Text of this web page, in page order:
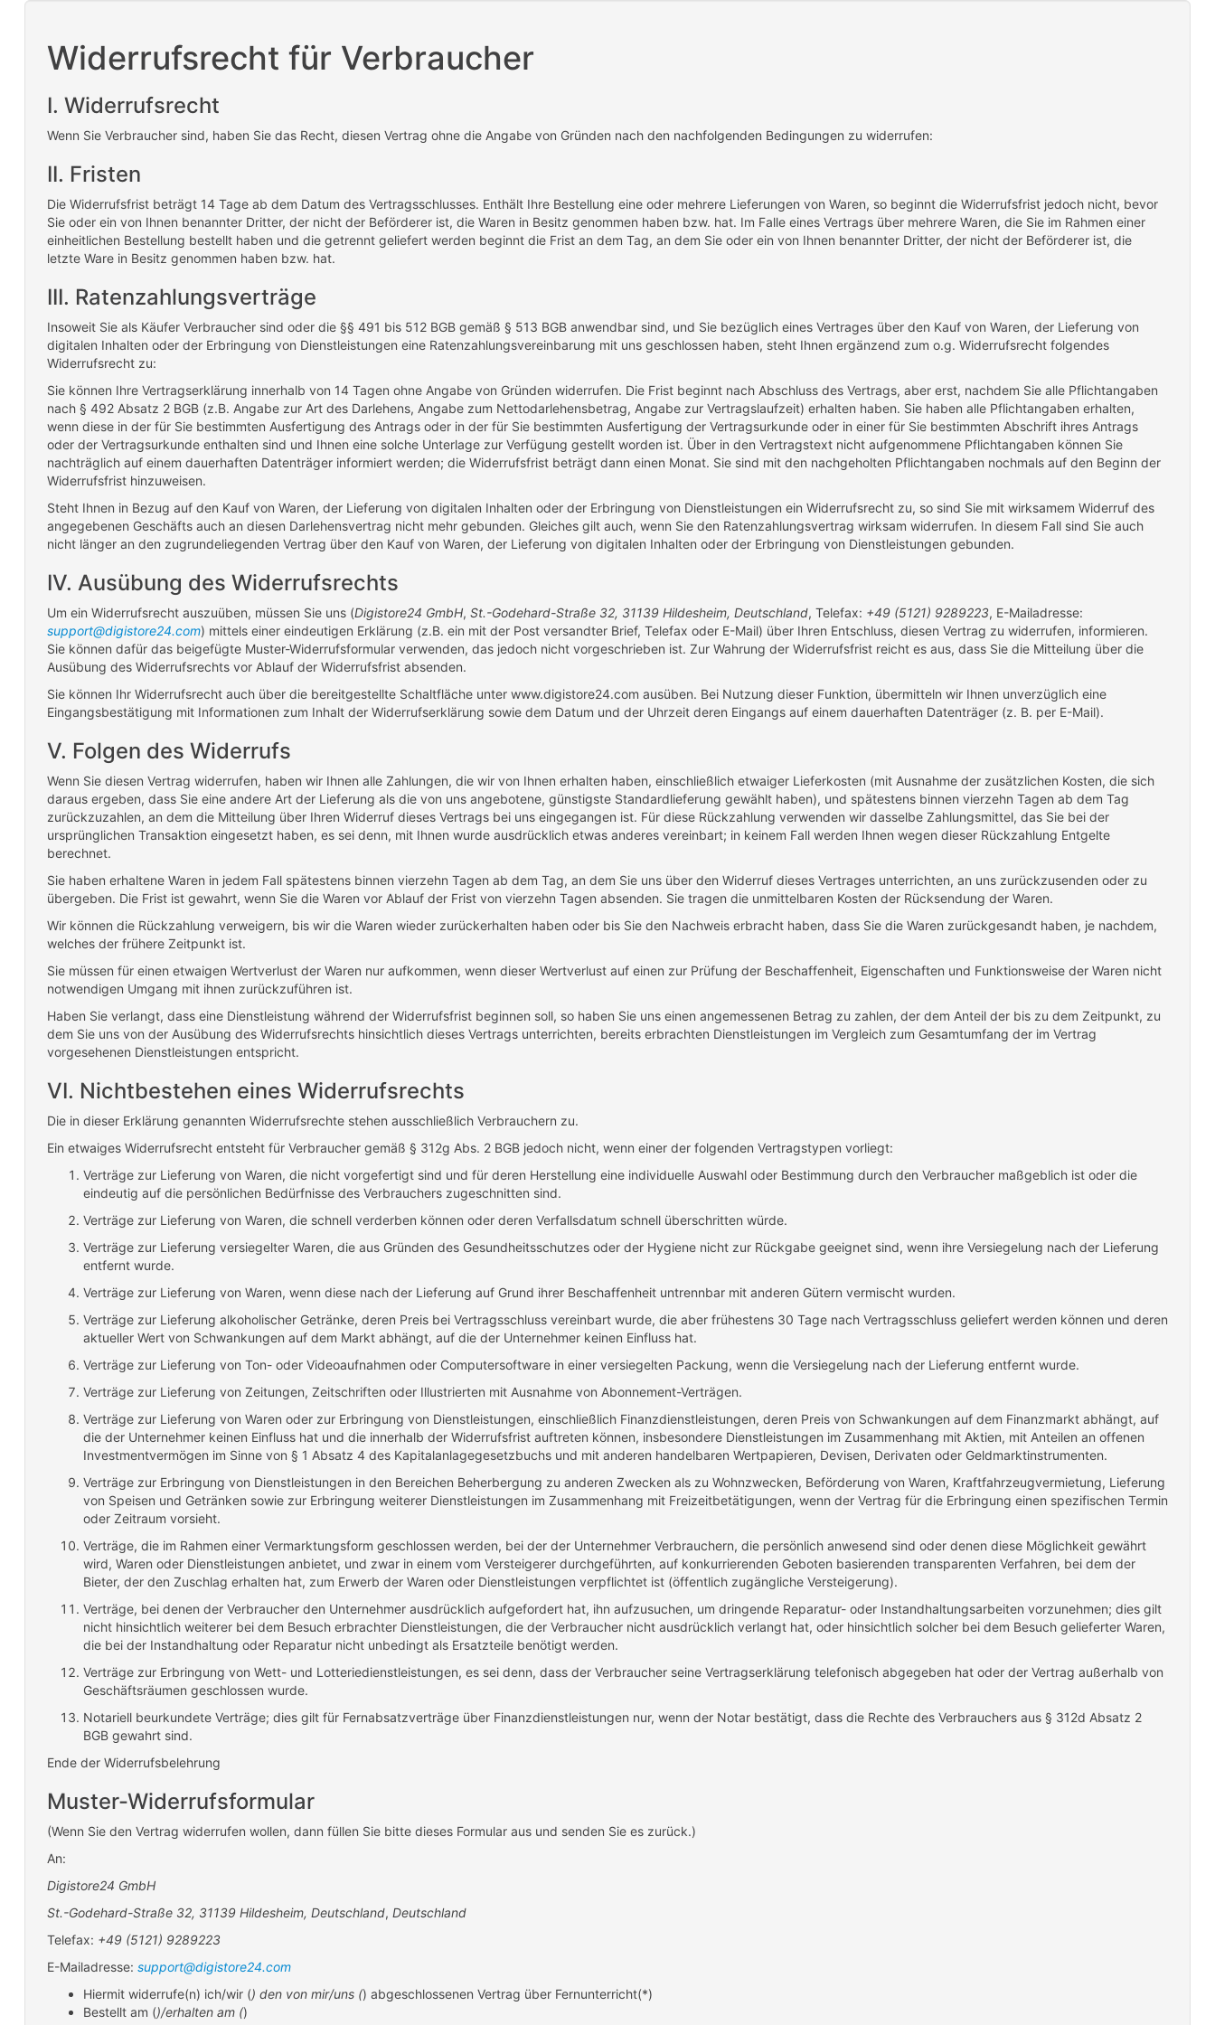
Widerrufsrecht für Verbraucher
I. Widerrufsrecht
Wenn Sie Verbraucher sind, haben Sie das Recht, diesen Vertrag ohne die Angabe von Gründen nach den nachfolgenden Bedingungen zu widerrufen:
II. Fristen
Die Widerrufsfrist beträgt 14 Tage ab dem Datum des Vertragsschlusses. Enthält Ihre Bestellung eine oder mehrere Lieferungen von Waren, so beginnt die Widerrufsfrist jedoch nicht, bevor
Sie oder ein von Ihnen benannter Dritter, der nicht der Beförderer ist, die Waren in Besitz genommen haben bzw. hat. Im Falle eines Vertrags über mehrere Waren, die Sie im Rahmen einer
einheitlichen Bestellung bestellt haben und die getrennt geliefert werden beginnt die Frist an dem Tag, an dem Sie oder ein von Ihnen benannter Dritter, der nicht der Beförderer ist, die
letzte Ware in Besitz genommen haben bzw. hat.
III. Ratenzahlungsverträge
Insoweit Sie als Käufer Verbraucher sind oder die §§ 491 bis 512 BGB gemäß § 513 BGB anwendbar sind, und Sie bezüglich eines Vertrages über den Kauf von Waren, der Lieferung von
digitalen Inhalten oder der Erbringung von Dienstleistungen eine Ratenzahlungsvereinbarung mit uns geschlossen haben, steht Ihnen ergänzend zum o.g. Widerrufsrecht folgendes
Widerrufsrecht zu:
Sie können Ihre Vertragserklärung innerhalb von 14 Tagen ohne Angabe von Gründen widerrufen. Die Frist beginnt nach Abschluss des Vertrags, aber erst, nachdem Sie alle Pflichtangaben
nach § 492 Absatz 2 BGB (z.B. Angabe zur Art des Darlehens, Angabe zum Nettodarlehensbetrag, Angabe zur Vertragslaufzeit) erhalten haben. Sie haben alle Pflichtangaben erhalten,
wenn diese in der für Sie bestimmten Ausfertigung des Antrags oder in der für Sie bestimmten Ausfertigung der Vertragsurkunde oder in einer für Sie bestimmten Abschrift ihres Antrags
oder der Vertragsurkunde enthalten sind und Ihnen eine solche Unterlage zur Verfügung gestellt worden ist. Über in den Vertragstext nicht aufgenommene Pflichtangaben können Sie
nachträglich auf einem dauerhaften Datenträger informiert werden; die Widerrufsfrist beträgt dann einen Monat. Sie sind mit den nachgeholten Pflichtangaben nochmals auf den Beginn der
Widerrufsfrist hinzuweisen.
Steht Ihnen in Bezug auf den Kauf von Waren, der Lieferung von digitalen Inhalten oder der Erbringung von Dienstleistungen ein Widerrufsrecht zu, so sind Sie mit wirksamem Widerruf des
angegebenen Geschäfts auch an diesen Darlehensvertrag nicht mehr gebunden. Gleiches gilt auch, wenn Sie den Ratenzahlungsvertrag wirksam widerrufen. In diesem Fall sind Sie auch
nicht länger an den zugrundeliegenden Vertrag über den Kauf von Waren, der Lieferung von digitalen Inhalten oder der Erbringung von Dienstleistungen gebunden.
IV. Ausübung des Widerrufsrechts
Um ein Widerrufsrecht auszuüben, müssen Sie uns (Digistore24 GmbH, St.-Godehard-Straße 32, 31139 Hildesheim, Deutschland, Telefax: +49 (5121) 9289223, E-Mailadresse:
support@digistore24.com) mittels einer eindeutigen Erklärung (z.B. ein mit der Post versandter Brief, Telefax oder E-Mail) über Ihren Entschluss, diesen Vertrag zu widerrufen, informieren.
Sie können dafür das beigefügte Muster-Widerrufsformular verwenden, das jedoch nicht vorgeschrieben ist. Zur Wahrung der Widerrufsfrist reicht es aus, dass Sie die Mitteilung über die
Ausübung des Widerrufsrechts vor Ablauf der Widerrufsfrist absenden.
Sie können Ihr Widerrufsrecht auch über die bereitgestellte Schaltfläche unter www.digistore24.com ausüben. Bei Nutzung dieser Funktion, übermitteln wir Ihnen unverzüglich eine
Eingangsbestätigung mit Informationen zum Inhalt der Widerrufserklärung sowie dem Datum und der Uhrzeit deren Eingangs auf einem dauerhaften Datenträger (z. B. per E-Mail).
V. Folgen des Widerrufs
Wenn Sie diesen Vertrag widerrufen, haben wir Ihnen alle Zahlungen, die wir von Ihnen erhalten haben, einschließlich etwaiger Lieferkosten (mit Ausnahme der zusätzlichen Kosten, die sich
daraus ergeben, dass Sie eine andere Art der Lieferung als die von uns angebotene, günstigste Standardlieferung gewählt haben), und spätestens binnen vierzehn Tagen ab dem Tag
zurückzuzahlen, an dem die Mitteilung über Ihren Widerruf dieses Vertrags bei uns eingegangen ist. Für diese Rückzahlung verwenden wir dasselbe Zahlungsmittel, das Sie bei der
ursprünglichen Transaktion eingesetzt haben, es sei denn, mit Ihnen wurde ausdrücklich etwas anderes vereinbart; in keinem Fall werden Ihnen wegen dieser Rückzahlung Entgelte
berechnet.
Sie haben erhaltene Waren in jedem Fall spätestens binnen vierzehn Tagen ab dem Tag, an dem Sie uns über den Widerruf dieses Vertrages unterrichten, an uns zurückzusenden oder zu
übergeben. Die Frist ist gewahrt, wenn Sie die Waren vor Ablauf der Frist von vierzehn Tagen absenden. Sie tragen die unmittelbaren Kosten der Rücksendung der Waren.
Wir können die Rückzahlung verweigern, bis wir die Waren wieder zurückerhalten haben oder bis Sie den Nachweis erbracht haben, dass Sie die Waren zurückgesandt haben, je nachdem,
welches der frühere Zeitpunkt ist.
Sie müssen für einen etwaigen Wertverlust der Waren nur aufkommen, wenn dieser Wertverlust auf einen zur Prüfung der Beschaffenheit, Eigenschaften und Funktionsweise der Waren nicht
notwendigen Umgang mit ihnen zurückzuführen ist.
Haben Sie verlangt, dass eine Dienstleistung während der Widerrufsfrist beginnen soll, so haben Sie uns einen angemessenen Betrag zu zahlen, der dem Anteil der bis zu dem Zeitpunkt, zu
dem Sie uns von der Ausübung des Widerrufsrechts hinsichtlich dieses Vertrags unterrichten, bereits erbrachten Dienstleistungen im Vergleich zum Gesamtumfang der im Vertrag
vorgesehenen Dienstleistungen entspricht.
VI. Nichtbestehen eines Widerrufsrechts
Die in dieser Erklärung genannten Widerrufsrechte stehen ausschließlich Verbrauchern zu.
Ein etwaiges Widerrufsrecht entsteht für Verbraucher gemäß § 312g Abs. 2 BGB jedoch nicht, wenn einer der folgenden Vertragstypen vorliegt:
Verträge zur Lieferung von Waren, die nicht vorgefertigt sind und für deren Herstellung eine individuelle Auswahl oder Bestimmung durch den Verbraucher maßgeblich ist oder die
eindeutig auf die persönlichen Bedürfnisse des Verbrauchers zugeschnitten sind.
Verträge zur Lieferung von Waren, die schnell verderben können oder deren Verfallsdatum schnell überschritten würde.
Verträge zur Lieferung versiegelter Waren, die aus Gründen des Gesundheitsschutzes oder der Hygiene nicht zur Rückgabe geeignet sind, wenn ihre Versiegelung nach der Lieferung
entfernt wurde.
Verträge zur Lieferung von Waren, wenn diese nach der Lieferung auf Grund ihrer Beschaffenheit untrennbar mit anderen Gütern vermischt wurden.
Verträge zur Lieferung alkoholischer Getränke, deren Preis bei Vertragsschluss vereinbart wurde, die aber frühestens 30 Tage nach Vertragsschluss geliefert werden können und deren
aktueller Wert von Schwankungen auf dem Markt abhängt, auf die der Unternehmer keinen Einfluss hat.
Verträge zur Lieferung von Ton- oder Videoaufnahmen oder Computersoftware in einer versiegelten Packung, wenn die Versiegelung nach der Lieferung entfernt wurde.
Verträge zur Lieferung von Zeitungen, Zeitschriften oder Illustrierten mit Ausnahme von Abonnement-Verträgen.
Verträge zur Lieferung von Waren oder zur Erbringung von Dienstleistungen, einschließlich Finanzdienstleistungen, deren Preis von Schwankungen auf dem Finanzmarkt abhängt, auf
die der Unternehmer keinen Einfluss hat und die innerhalb der Widerrufsfrist auftreten können, insbesondere Dienstleistungen im Zusammenhang mit Aktien, mit Anteilen an offenen
Investmentvermögen im Sinne von § 1 Absatz 4 des Kapitalanlagegesetzbuchs und mit anderen handelbaren Wertpapieren, Devisen, Derivaten oder Geldmarktinstrumenten.
Verträge zur Erbringung von Dienstleistungen in den Bereichen Beherbergung zu anderen Zwecken als zu Wohnzwecken, Beförderung von Waren, Kraftfahrzeugvermietung, Lieferung
von Speisen und Getränken sowie zur Erbringung weiterer Dienstleistungen im Zusammenhang mit Freizeitbetätigungen, wenn der Vertrag für die Erbringung einen spezifischen Termin
oder Zeitraum vorsieht.
Verträge, die im Rahmen einer Vermarktungsform geschlossen werden, bei der der Unternehmer Verbrauchern, die persönlich anwesend sind oder denen diese Möglichkeit gewährt
wird, Waren oder Dienstleistungen anbietet, und zwar in einem vom Versteigerer durchgeführten, auf konkurrierenden Geboten basierenden transparenten Verfahren, bei dem der
Bieter, der den Zuschlag erhalten hat, zum Erwerb der Waren oder Dienstleistungen verpflichtet ist (öffentlich zugängliche Versteigerung).
Verträge, bei denen der Verbraucher den Unternehmer ausdrücklich aufgefordert hat, ihn aufzusuchen, um dringende Reparatur- oder Instandhaltungsarbeiten vorzunehmen; dies gilt
nicht hinsichtlich weiterer bei dem Besuch erbrachter Dienstleistungen, die der Verbraucher nicht ausdrücklich verlangt hat, oder hinsichtlich solcher bei dem Besuch gelieferter Waren,
die bei der Instandhaltung oder Reparatur nicht unbedingt als Ersatzteile benötigt werden.
Verträge zur Erbringung von Wett- und Lotteriedienstleistungen, es sei denn, dass der Verbraucher seine Vertragserklärung telefonisch abgegeben hat oder der Vertrag außerhalb von
Geschäftsräumen geschlossen wurde.
Notariell beurkundete Verträge; dies gilt für Fernabsatzverträge über Finanzdienstleistungen nur, wenn der Notar bestätigt, dass die Rechte des Verbrauchers aus § 312d Absatz 2
BGB gewahrt sind.
Ende der Widerrufsbelehrung
Muster-Widerrufsformular
(Wenn Sie den Vertrag widerrufen wollen, dann füllen Sie bitte dieses Formular aus und senden Sie es zurück.)
An:
Digistore24 GmbH
St.-Godehard-Straße 32, 31139 Hildesheim, Deutschland, Deutschland
Telefax: +49 (5121) 9289223
E-Mailadresse: support@digistore24.com
Hiermit widerrufe(n) ich/wir () den von mir/uns () abgeschlossenen Vertrag über Fernunterricht(*)
Bestellt am ()/erhalten am ()